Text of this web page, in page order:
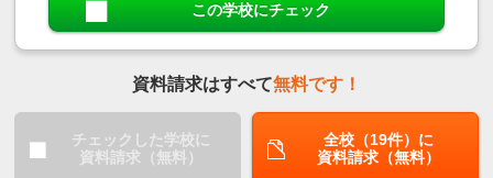
この学校にチェック
資料請求はすべて無料です！
チェックした学校に
資料請求（無料）
全校（19件）に
資料請求（無料）